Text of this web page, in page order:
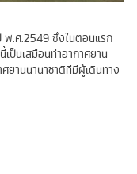
พ.ศ.2549 ซึ่งในตอนแรก
เป็นเสมือนท่าอากาศยาน
ยานนานาชาติที่มีผู้เดินทาง